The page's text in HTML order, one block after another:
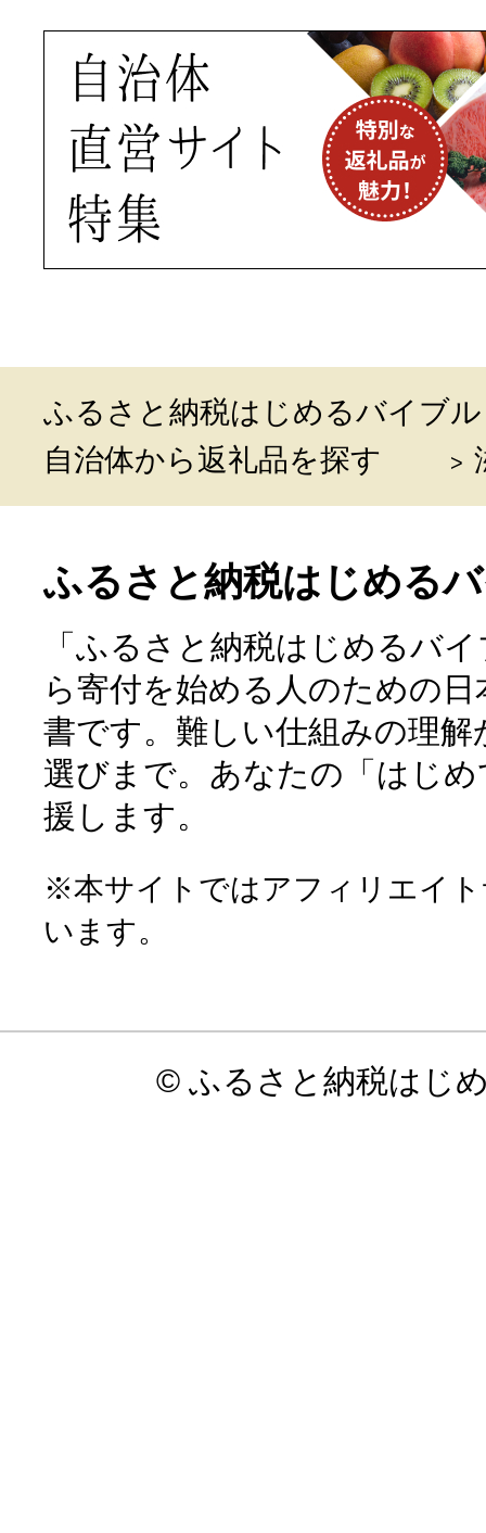
ふるさと納税はじめるバイブル
自治体から返礼品を探す
ふるさと納税はじめる
「ふるさと納税はじめるバ
ら寄付を始める人のための
書です。難しい仕組みの理
選びまで。あなたの「はじ
援します。
※本サイトではアフィリエイ
います。
© ふるさと納税はじ